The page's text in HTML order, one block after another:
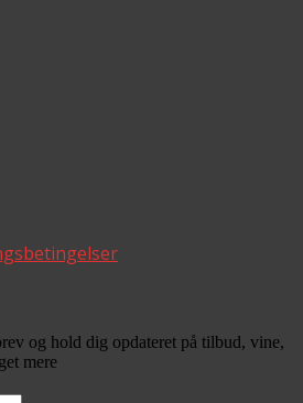
og hold dig opdateret på tilbud, vine,
mere